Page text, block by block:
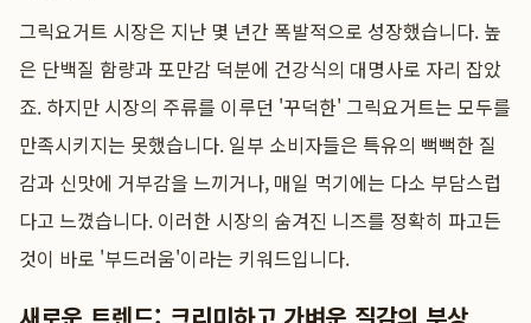
그릭요거트 시장은 지난 몇 년간 폭발적으로 성장했습니다. 높
은 단백질 함량과 포만감 덕분에 건강식의 대명사로 자리 잡았
죠. 하지만 시장의 주류를 이루던 '꾸덕한' 그릭요거트는 모두를
만족시키지는 못했습니다. 일부 소비자들은 특유의 뻑뻑한 질
감과 신맛에 거부감을 느끼거나, 매일 먹기에는 다소 부담스럽
다고 느꼈습니다. 이러한 시장의 숨겨진 니즈를 정확히 파고든
것이 바로 '부드러움'이라는 키워드입니다.